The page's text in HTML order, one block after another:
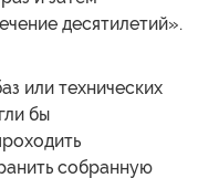
десятилетий».
или технических
бы
собранную